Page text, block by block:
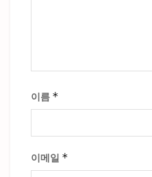
이름 *
이메일 *